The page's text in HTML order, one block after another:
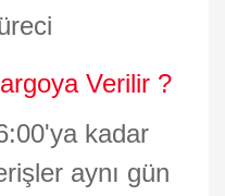
Verilir ?
kadar
aynı gün